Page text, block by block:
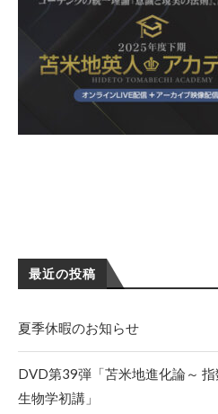
最近の投稿
夏季休暇のお知らせ
DVD第39弾「苫米地進化論～
生物学初講」